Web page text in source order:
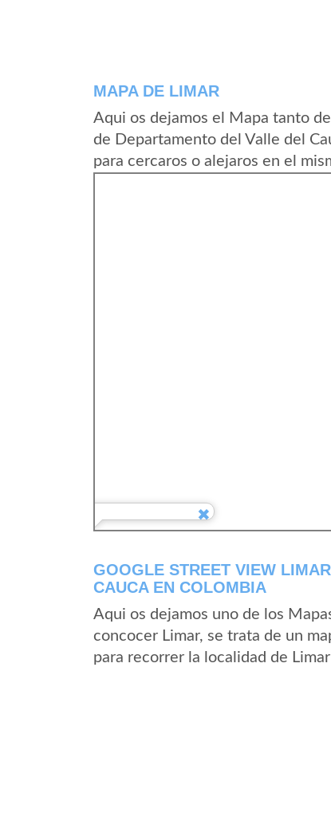
MAPA DE LIMAR
Aqui os dejamos el Mapa tanto
de Departamento del Valle del
para cercaros o alejaros en el
GOOGLE STREET VIEW
CAUCA EN COLOMBIA
Aqui os dejamos uno de los
concocer Limar, se trata de un
para recorrer la localidad de